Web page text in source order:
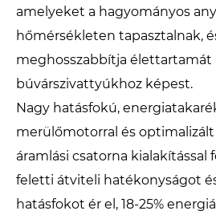
amelyeket a hagyományos
hőmérsékleten tapasztalnak,
meghosszabbítja élettartamát
búvárszivattyúkhoz képest.
Nagy hatásfokú,
merülőmotorral és
áramlási csatorna kialakítással
feletti átviteli hatékonyságot
hatásfokot ér el, 18-25%